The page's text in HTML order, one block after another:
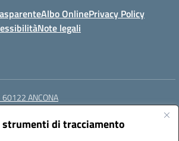
di tracciamento
Albo OnlinePrivacy Policy
Note legali
ANCONA
Email:anic813007@istruzione.it
(PEC):anic813007@pec.istruzione.it